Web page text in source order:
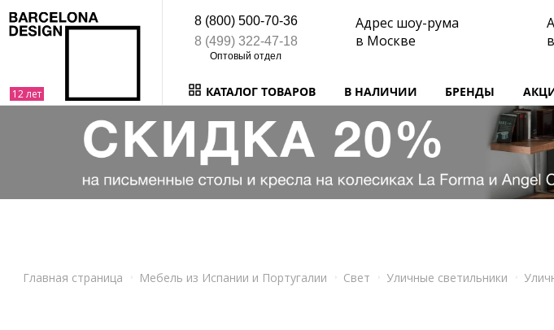
8 (800) 500-70-36
8 (499) 322-47-18
Адрес шоу-рума
в Москве
КАТАЛОГ ТОВАРОВ В НАЛИЧИИ БРЕНДЫ
Главная страница Мебель из Испании и Португалии Свет Уличные светильники